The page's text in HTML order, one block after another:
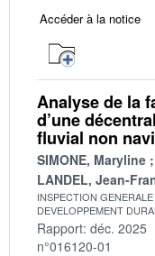
Accéder à la notice
Analyse de la
d’une
fluvial non
SIMONE, Maryline
LANDEL, Jean-
INSPECTION
DEVELOPPEMENT
Rapport: déc. 2025
n°016120-01